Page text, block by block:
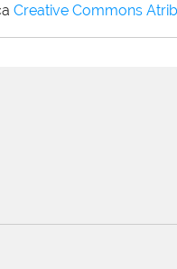
Creative Commons